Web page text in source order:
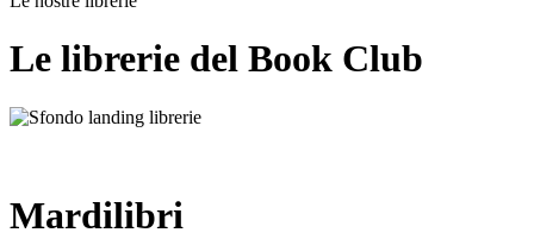
Le librerie del Book Club
Mardilibri